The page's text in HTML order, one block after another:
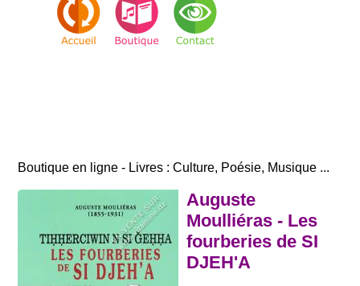
Boutique en ligne - Livres : Culture, Poésie, Musique ...
Auguste
Moulliéras - Les
fourberies de SI
DJEH'A